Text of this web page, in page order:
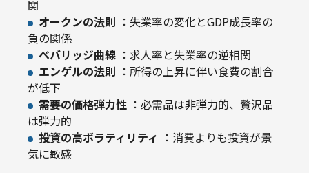
関
オークンの法則 ：失業率の変化とGDP成長率の
負の関係
ベバリッジ曲線 ：求人率と失業率の逆相関
エンゲルの法則 ：所得の上昇に伴い食費の割合
が低下
需要の価格弾力性 ：必需品は非弾力的、贅沢品
は弾力的
投資の高ボラティリティ ：消費よりも投資が景
気に敏感